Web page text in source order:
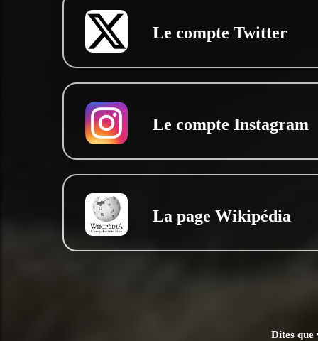
Le compte Twitter
Le compte Instagram
La page Wikipédia
Dites que